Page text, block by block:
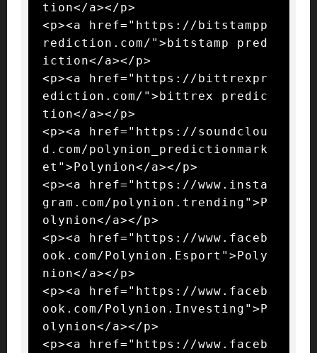
tion</a></p>
<p><a href="https://bitstampp
rediction.com/">bitstamp pred
iction</a></p>
<p><a href="https://bittrexpr
ediction.com/">bittrex predic
tion</a></p>
<p><a href="https://soundclou
d.com/polynion_predictionmark
et">Polynion</a></p>
<p><a href="https://www.insta
gram.com/polynion.trending">P
olynion</a></p>
<p><a href="https://www.faceb
ook.com/Polynion.Esport">Poly
nion</a></p>
<p><a href="https://www.faceb
ook.com/Polynion.Investing">P
olynion</a></p>
<p><a href="https://www.faceb